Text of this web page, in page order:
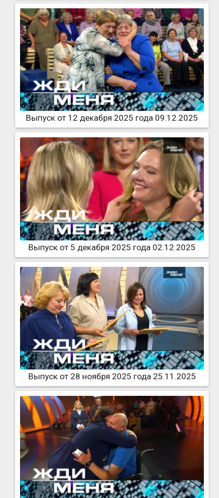
Выпуск от 12 декабря 2025 года 09.12.2025
Выпуск от 5 декабря 2025 года 02.12.2025
Выпуск от 28 ноября 2025 года 25.11.2025